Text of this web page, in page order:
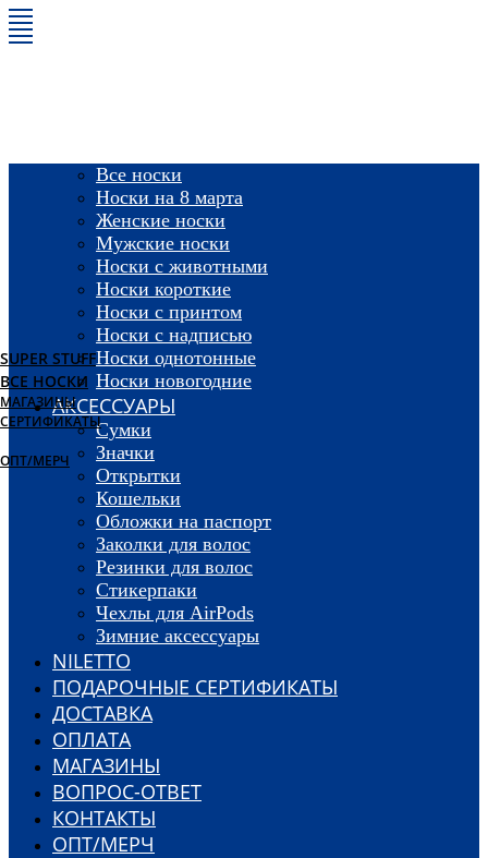
SUPER STUFF
ВСЕ НОСКИ
МАГАЗИНЫ
СЕРТИФИКАТЫ
ОПТ/МЕРЧ
Все носки
Носки на 8 марта
Женские носки
Мужские носки
Носки с животными
Носки короткие
Носки с принтом
Носки с надписью
Носки однотонные
Носки новогодние
АКСЕССУАРЫ
Сумки
Значки
Открытки
Кошельки
Обложки на паспорт
Заколки для волос
Резинки для волос
Стикерпаки
Чехлы для AirPods
Зимние аксессуары
NILETTO
ПОДАРОЧНЫЕ СЕРТИФИКАТЫ
ДОСТАВКА
ОПЛАТА
МАГАЗИНЫ
ВОПРОС-ОТВЕТ
КОНТАКТЫ
ОПТ/МЕРЧ